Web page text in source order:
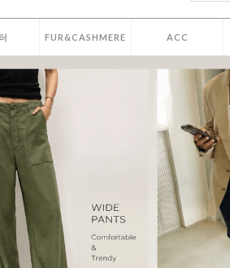
FUR&CASHMERE ACC